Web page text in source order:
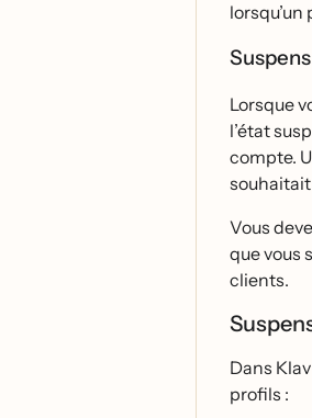
Lorsque
l’état
compte.
Vous
que vous
clients.
Dans
profils :